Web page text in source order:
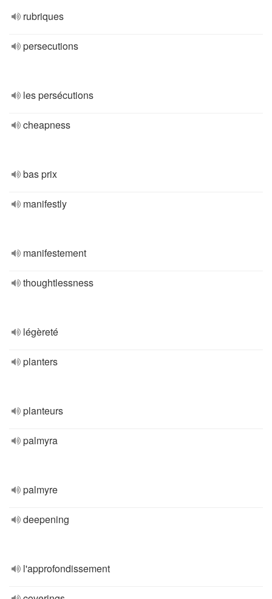
rubriques
persecutions
les persécutions
cheapness
bas prix
manifestly
manifestement
thoughtlessness
légèreté
planters
planteurs
palmyra
palmyre
deepening
l'approfondissement